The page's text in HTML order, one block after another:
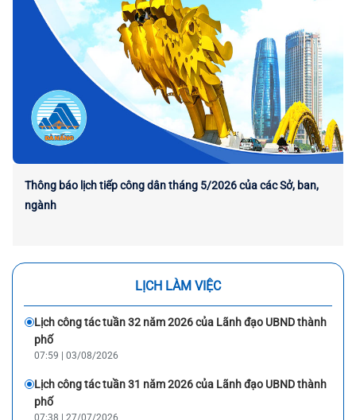
Thông báo lịch tiếp công dân tháng 5/2026 của các Sở, ban,
ngành
LỊCH LÀM VIỆC
Lịch công tác tuần 32 năm 2026 của Lãnh đạo UBND thành
phố
07:59 | 03/08/2026
Lịch công tác tuần 31 năm 2026 của Lãnh đạo UBND thành
phố